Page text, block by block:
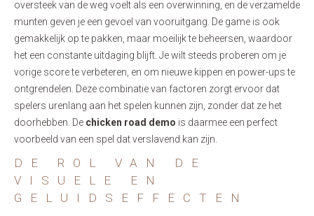
oversteek van de weg voelt als een overwinning, en de verzamelde
munten geven je een gevoel van vooruitgang. De game is ook
gemakkelijk op te pakken, maar moeilijk te beheersen, waardoor
het een constante uitdaging blijft. Je wilt steeds proberen om je
vorige score te verbeteren, en om nieuwe kippen en power-ups te
ontgrendelen. Deze combinatie van factoren zorgt ervoor dat
spelers urenlang aan het spelen kunnen zijn, zonder dat ze het
doorhebben. De chicken road demo is daarmee een perfect
voorbeeld van een spel dat verslavend kan zijn.
DE ROL VAN DE
VISUELE EN
GELUIDSEFFECTEN